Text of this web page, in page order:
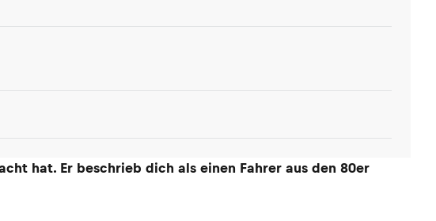
hat. Er beschrieb dich als einen Fahrer aus den 80er